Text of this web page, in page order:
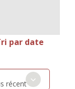
par date
récent